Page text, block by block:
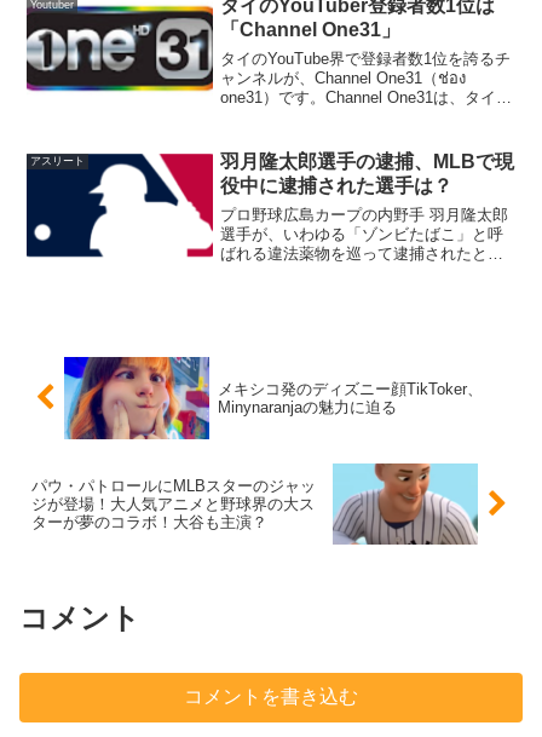
が太すぎる」「...
Youtuber
タイのYouTuber登録者数1位は
「Channel One31」
タイのYouTube界で登録者数1位を誇るチ
ャンネルが、Channel One31（ช่อง
one31）です。Channel One31は、タイの
ティ・音楽...
アスリート
羽月隆太郎選手の逮捕、MLBで現
役中に逮捕された選手は？
プロ野球広島カープの内野手 羽月隆太郎
選手が、いわゆる「ゾンビたばこ」と呼
ばれる違法薬物を巡って逮捕されたとい
メキシコ発のディズニー顔TikToker、
Minynaranjaの魅力に迫る
パウ・パトロールにMLBスターのジャッ
ジが登場！大人気アニメと野球界の大ス
ターが夢のコラボ！大谷も主演？
コメント
コメントを書き込む